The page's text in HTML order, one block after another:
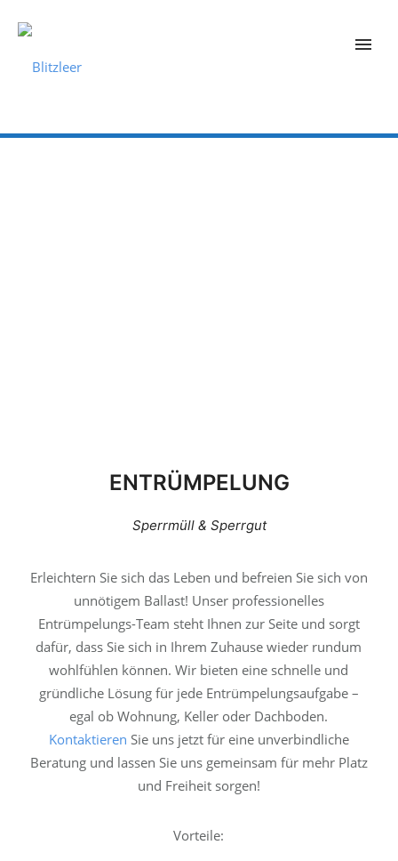
ENTRÜMPELUNG
Sperrmüll & Sperrgut
Erleichtern Sie sich das Leben und befreien Sie sich von
unnötigem Ballast! Unser professionelles
Entrümpelungs-Team steht Ihnen zur Seite und sorgt
dafür, dass Sie sich in Ihrem Zuhause wieder rundum
wohlfühlen können. Wir bieten eine schnelle und
gründliche Lösung für jede Entrümpelungsaufgabe –
egal ob Wohnung, Keller oder Dachboden.
Kontaktieren Sie uns jetzt für eine unverbindliche
Beratung und lassen Sie uns gemeinsam für mehr Platz
und Freiheit sorgen!
Vorteile: